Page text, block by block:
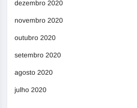
dezembro 2020
novembro 2020
outubro 2020
setembro 2020
agosto 2020
julho 2020